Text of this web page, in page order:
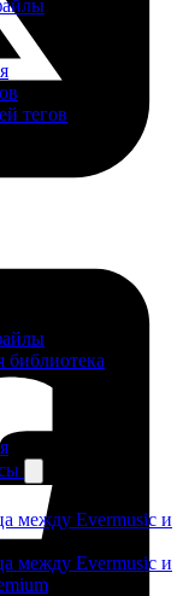
тегов
библиотека
между Evermusic и
между Evermusic и